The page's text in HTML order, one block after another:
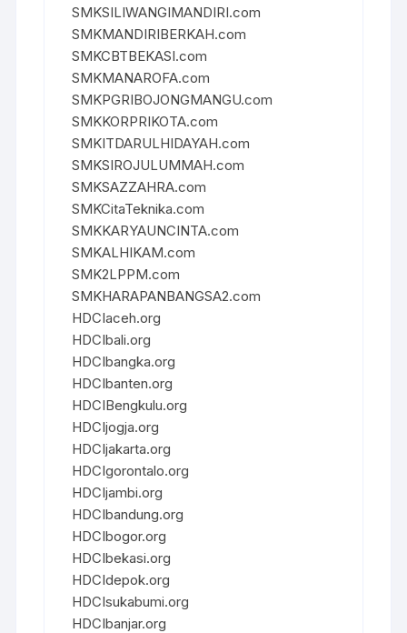
SMKSILIWANGIMANDIRI.com
SMKMANDIRIBERKAH.com
SMKCBTBEKASI.com
SMKMANAROFA.com
SMKPGRIBOJONGMANGU.com
SMKKORPRIKOTA.com
SMKITDARULHIDAYAH.com
SMKSIROJULUMMAH.com
SMKSAZZAHRA.com
SMKCitaTeknika.com
SMKKARYAUNCINTA.com
SMKALHIKAM.com
SMK2LPPM.com
SMKHARAPANBANGSA2.com
HDCIaceh.org
HDCIbali.org
HDCIbangka.org
HDCIbanten.org
HDCIBengkulu.org
HDCIjogja.org
HDCIjakarta.org
HDCIgorontalo.org
HDCIjambi.org
HDCIbandung.org
HDCIbogor.org
HDCIbekasi.org
HDCIdepok.org
HDCIsukabumi.org
HDCIbanjar.org